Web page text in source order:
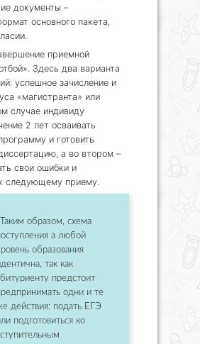
документы –
основного пакета,
приемной
Здесь два варианта
успешное зачисление и
«магистранта» или
случае индивиду
2 лет осваивать
и готовить
а во втором –
свои ошибки и
следующему приему.
Таким образом, схема
а любой
образования
так как
предстоит
одни и те
действия: подать ЕГЭ
подготовиться ко